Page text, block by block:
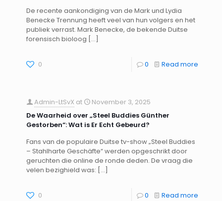
De recente aankondiging van de Mark und Lydia
Benecke Trennung heeft veel van hun volgers en het
publiek verrast. Mark Benecke, de bekende Duitse
forensisch bioloog […]
0 0 Read more
Admin-LtSvX at
November 3, 2025
De Waarheid over „Steel Buddies Günther
Gestorben“: Wat is Er Echt Gebeurd?
Fans van de populaire Duitse tv-show „Steel Buddies
– Stahlharte Geschäfte“ werden opgeschrikt door
geruchten die online de ronde deden. De vraag die
velen bezighield was: […]
0 0 Read more